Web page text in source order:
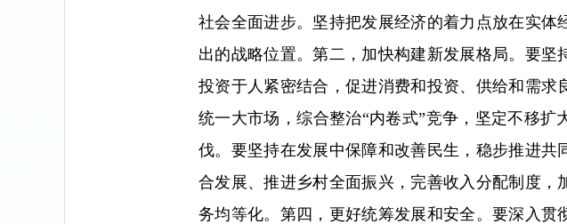
社会全面进步。坚持把发展经济的着力点放在实
出的战略位置。第二，加快构建新发展格局。要
投资于人紧密结合，促进消费和投资、供给和需
统一大市场，综合整治“内卷式”竞争，坚定不移
伐。要坚持在发展中保障和改善民生，稳步推进
合发展、推进乡村全面振兴，完善收入分配制度
务均等化。第四，更好统筹发展和安全。要深入贯